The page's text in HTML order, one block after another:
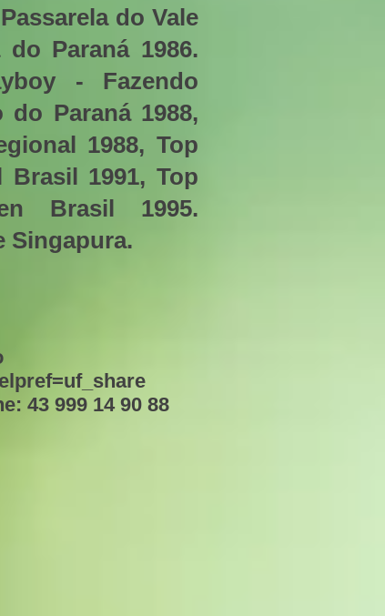
do Vale
Paraná 1986.
- Fazendo
do Paraná 1988,
1988, Top
Brasil 1991, Top
Brasil 1995.
Singapura.
43 999 14 90 88